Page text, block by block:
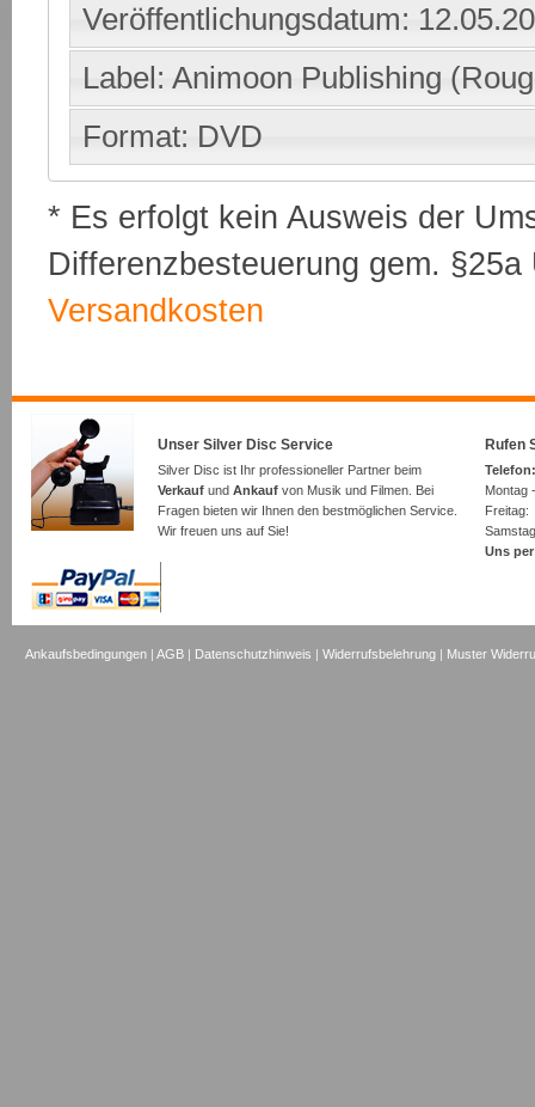
Veröffentlichungsdatum:
Label: Animoon Publishing
Format: DVD
* Es erfolgt kein Ausweis der
Differenzbesteuerung gem.
Versandkosten
Unser Silver Disc Service
Silver Disc ist Ihr professioneller Partner beim
Verkauf und Ankauf von Musik und Filmen. Bei
Fragen bieten wir Ihnen den bestmöglichen Service.
Wir freuen uns auf Sie!
Rufen
Montag
Uns
Ankaufsbedingungen |AGB | Datenschutzhinweis |Widerrufsbelehrung | Muster